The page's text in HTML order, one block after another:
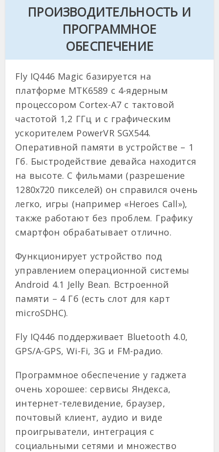
ПРОИЗВОДИТЕЛЬНОСТЬ И
ПРОГРАММНОЕ
ОБЕСПЕЧЕНИЕ
Fly IQ446 Magic базируется на
платформе MTK6589 с 4-ядерным
процессором Cortex-A7 с тактовой
частотой 1,2 ГГц и с графическим
ускорителем PowerVR SGX544.
Оперативной памяти в устройстве – 1
Гб. Быстродействие девайса находится
на высоте. С фильмами (разрешение
1280х720 пикселей) он справился очень
легко, игры (например «Heroes Call»),
также работают без проблем. Графику
смартфон обрабатывает отлично.
Функционирует устройство под
управлением операционной системы
Android 4.1 Jelly Bean. Встроенной
памяти – 4 Гб (есть слот для карт
microSDHC).
Fly IQ446 поддерживает Bluetooth 4.0,
GPS/A-GPS, Wi-Fi, 3G и FM-радио.
Программное обеспечение у гаджета
очень хорошее: сервисы Яндекса,
интернет-телевидение, браузер,
почтовый клиент, аудио и виде
проигрыватели, интеграция с
социальными сетями и множество